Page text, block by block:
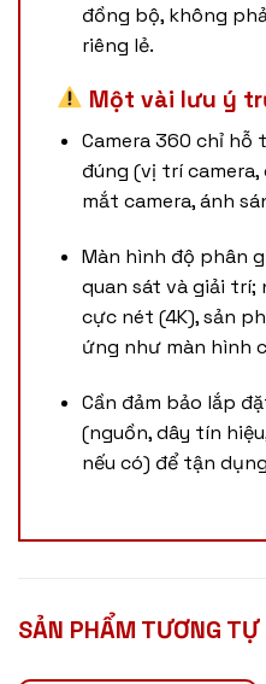
đồng bộ, không
riêng lẻ.
Một vài lưu ý
Camera 360 chỉ
đúng (vị trí
mắt camera, ánh
Màn hình độ phân
quan sát và giải trí;
cực nét (4K), sản
ứng như màn hình
Cần đảm bảo lắp
(nguồn, dây tín
nếu có) để tận
SẢN PHẨM TƯƠNG TỰ